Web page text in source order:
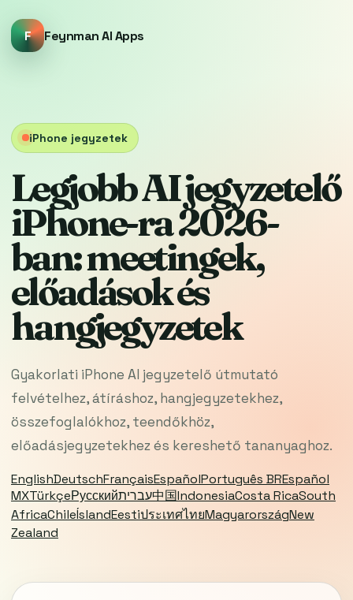
F Feynman AI Apps
iPhone jegyzetek
Legjobb AI jegyzetelő
iPhone-ra 2026-
ban: meetingek,
előadások és
hangjegyzetek
Gyakorlati iPhone AI jegyzetelő útmutató
felvételhez, átíráshoz, hangjegyzetekhez,
összefoglalókhoz, teendőkhöz,
előadásjegyzetekhez és kereshető tananyaghoz.
EnglishDeutschFrançaisEspañolPortuguês BREspañol
MXTürkçeРусскийעברית中国IndonesiaCosta RicaSouth
AfricaChileÍslandEestiประเทศไทยMagyarországNew
Zealand